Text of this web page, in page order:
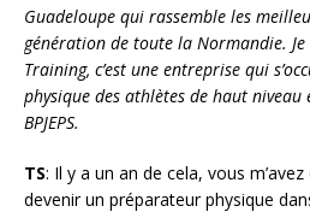
Guadeloupe qui rassemble les
génération de toute la Normandie.
Training, c’est une entreprise qui
physique des athlètes de haut
BPJEPS.
TS: Il y a un an de cela, vous
devenir un préparateur physique